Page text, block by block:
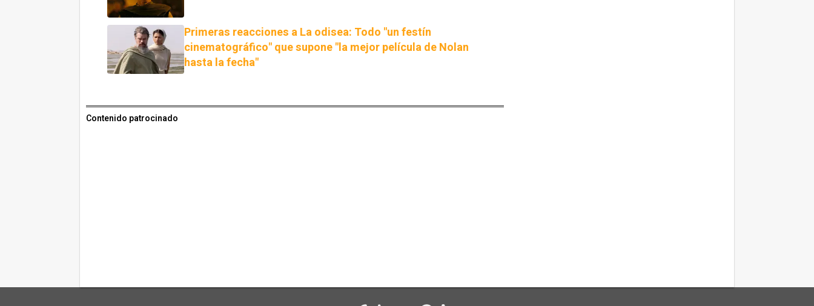
Primeras reacciones a La odisea: Todo "un festín
cinematográfico" que supone "la mejor película de Nolan
hasta la fecha"
Contenido patrocinado